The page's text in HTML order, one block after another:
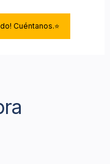
Cuéntanos.⭐